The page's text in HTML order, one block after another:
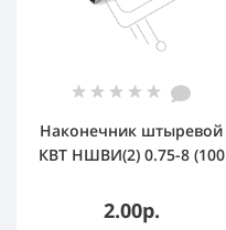
Наконечник штыревой
КВТ НШВИ(2) 0.75-8 (100
2.00р.